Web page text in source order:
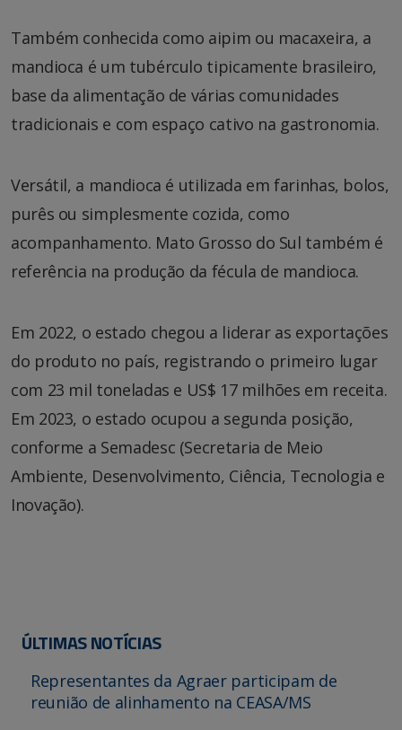
Também conhecida como aipim ou macaxeira, a
mandioca é um tubérculo tipicamente brasileiro,
base da alimentação de várias comunidades
tradicionais e com espaço cativo na gastronomia.
Versátil, a mandioca é utilizada em farinhas, bolos,
purês ou simplesmente cozida, como
acompanhamento. Mato Grosso do Sul também é
referência na produção da fécula de mandioca.
Em 2022, o estado chegou a liderar as exportações
do produto no país, registrando o primeiro lugar
com 23 mil toneladas e US$ 17 milhões em receita.
Em 2023, o estado ocupou a segunda posição,
conforme a Semadesc (Secretaria de Meio
Ambiente, Desenvolvimento, Ciência, Tecnologia e
Inovação).
ÚLTIMAS NOTÍCIAS
Representantes da Agraer participam de
reunião de alinhamento na CEASA/MS